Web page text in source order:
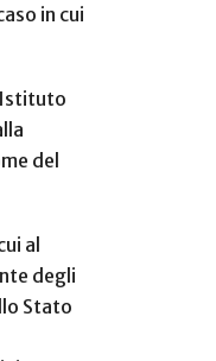
in cui
del
al
degli
Stato